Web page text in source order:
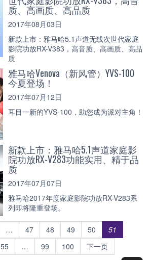
质、高画质、高品质
2017年08月03日
新款上市：雅马哈5.1声道无线次世代家庭
影院功放RX-V383，高音质、高画质、高品
质
雅马哈Venova（新风管）YVS-100
今夏登场！
2017年07月12日
耳目一新的YVS-100，助您成为派对主角！
新款上市：雅马哈5.1声道家庭影
院功放RX-V283功能实用、精于品
质
2017年07月07日
雅马哈2017年度家庭影院功放RX-V283系
列即将隆重登场。
… 47 48 49 50
51
55 … 99 100 下一页